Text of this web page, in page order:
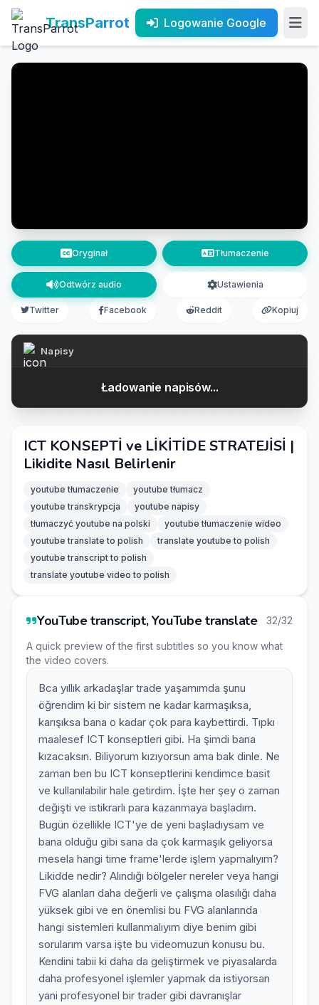
TransParrot Logowanie Google
Oryginał Tłumaczenie
Odtwórz audio Ustawienia
Twitter Facebook Reddit Kopiuj
Napisy
Ładowanie napisów...
ICT KONSEPTİ ve LİKİTİDE STRATEJİSİ |
Likidite Nasıl Belirlenir
youtube tłumaczenie
youtube tłumacz
youtube transkrypcja
youtube napisy
tłumaczyć youtube na polski
youtube tłumaczenie wideo
youtube translate to polish
translate youtube to polish
youtube transcript to polish
translate youtube video to polish
YouTube transcript, YouTube translate 32/32
A quick preview of the first subtitles so you know what
the video covers.
Bca yıllık arkadaşlar trade yaşamımda şunu
öğrendim ki bir sistem ne kadar karmaşıksa,
karışıksa bana o kadar çok para kaybettirdi. Tıpkı
maalesef ICT konseptleri gibi. Ha şimdi bana
kızacaksın. Biliyorum kızıyorsun ama bak dinle. Ne
zaman ben bu ICT konseptlerini kendimce basit
ve kullanılabilir hale getirdim. İşte her şey o zaman
değişti ve istikrarlı para kazanmaya başladım.
Bugün özellikle ICT'ye de yeni başladıysam ve
bana olduğu gibi sana da çok karmaşık geliyorsa
mesela hangi time frame'lerde işlem yapmalıyım?
Likidde nedir? Alındığı bölgeler nereler veya hangi
FVG alanları daha değerli ve çalışma olasılığı daha
yüksek gibi ve en önemlisi bu FVG alanlarında
hangi sistemleri kullanmalıyım diye benim gibi
sorularım varsa işte bu videomuzun konusu bu.
Kendini tabii ki daha da geliştirmek ve piyasalarda
daha profesyonel işlemler yapmak da istiyorsan
yani profesyonel bir trader gibi davranışlar